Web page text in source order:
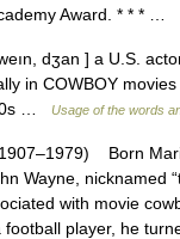
Award. * * * …
dʒan ] a U.S.
in COWBOY
…
Usage of the words
Born
Wayne, nicknamed
with movie
player, he